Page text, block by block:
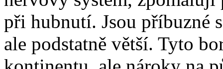
při hubnutí. Jsou příbuzné
ale podstatně větší. Tyto